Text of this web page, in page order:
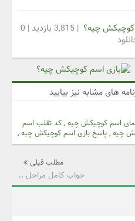
چیه؟
| 3,815 بازدید | 0
های مشابه نیز بیابید
اسم کوچیکش چیه , کد تقلب اسم
چیه , پاسخ بازی اسم کوچیکش چیه ,
مطلب قبلی
جواب کامل مراحل 271 تا 285 بازی جدولانه کلاسیک